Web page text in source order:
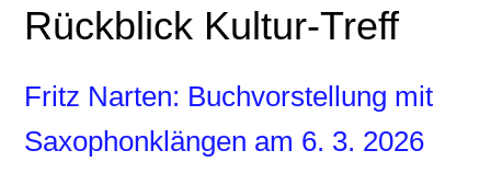
Rückblick Kultur-Treff
Fritz Narten: Buchvorstellung mit
Saxophonklängen am 6. 3. 2026